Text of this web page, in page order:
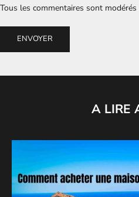
Tous les commentaires sont
ENVOYER
A LIRE